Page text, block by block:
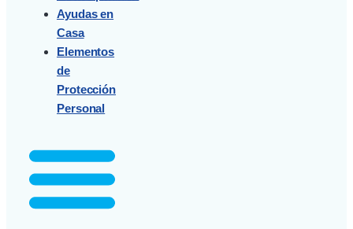
Ayudas en
Casa
Elementos
de
Protección
Personal